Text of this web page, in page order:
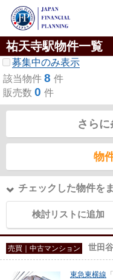
祐天寺駅物件一覧
募集中のみ表示
該当物件 8 件
販売数 0 件
さら
物
チェックした物件を
検討リストに追加
売買｜中古マンション 世田
東急東横線 「